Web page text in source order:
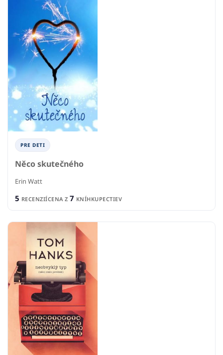
PRE DETI
Něco skutečného
Erin Watt
5 RECENZIÍCENA Z 7 KNÍHKUPECTIEV